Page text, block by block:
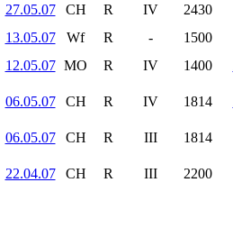
27.05.07
CH R IV 2430
13.05.07
Wf R - 1500
12.05.07 MO R IV 1400
06.05.07 CH R IV 1814
06.05.07 CH R III 1814
22.04.07 CH R III 2200